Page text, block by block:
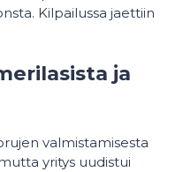
Kilpailussa jaettiin
ja
valmistamisesta
yritys uudistui